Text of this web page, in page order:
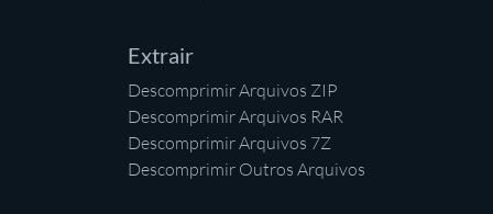
Extrair
Descomprimir Arquivos ZIP
Descomprimir Arquivos RAR
Descomprimir Arquivos 7Z
Descomprimir Outros Arquivos